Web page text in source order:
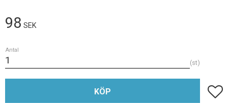
98 SEK
Antal
st
KÖP Lägg